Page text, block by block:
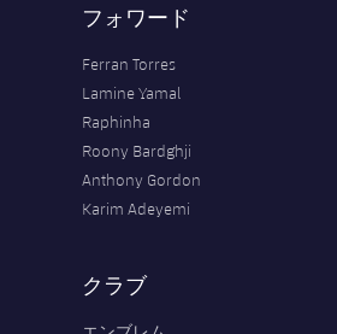
フォワード
Ferran Torres
Lamine Yamal
Raphinha
Roony Bardghji
Anthony Gordon
Karim Adeyemi
クラブ